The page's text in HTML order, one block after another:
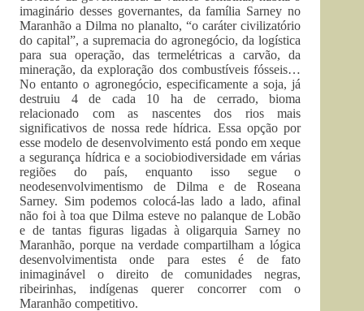
imaginário desses governantes, da família Sarney no
Maranhão a Dilma no planalto, “o caráter civilizatório
do capital”, a supremacia do agronegócio, da logística
para sua operação, das termelétricas a carvão, da
mineração, da exploração dos combustíveis fósseis…
No entanto o agronegócio, especificamente a soja, já
destruiu 4 de cada 10 ha de cerrado, bioma
relacionado com as nascentes dos rios mais
significativos de nossa rede hídrica. Essa opção por
esse modelo de desenvolvimento está pondo em xeque
a segurança hídrica e a sociobiodiversidade em várias
regiões do país, enquanto isso segue o
neodesenvolvimentismo de Dilma e de Roseana
Sarney. Sim podemos colocá-las lado a lado, afinal
não foi à toa que Dilma esteve no palanque de Lobão
e de tantas figuras ligadas à oligarquia Sarney no
Maranhão, porque na verdade compartilham a lógica
desenvolvimentista onde para estes é de fato
inimaginável o direito de comunidades negras,
ribeirinhas, indígenas querer concorrer com o
Maranhão competitivo.